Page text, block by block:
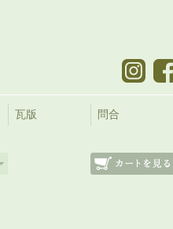
瓦版 問合